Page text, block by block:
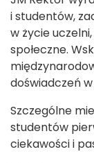
i studentów,
w życie
społeczne.
doświadczeń
Szczególne
studentów
ciekawości i